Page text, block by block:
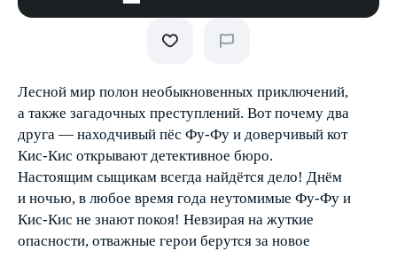
Лесной мир полон необыкновенных приключений,
а также загадочных преступлений. Вот почему два
друга — находчивый пёс Фу-Фу и доверчивый кот
Кис-Кис открывают детективное бюро.
Настоящим сыщикам всегда найдётся дело! Днём
и ночью, в любое время года неутомимые Фу-Фу и
Кис-Кис не знают покоя! Невзирая на жуткие
опасности, отважные герои берутся за новое